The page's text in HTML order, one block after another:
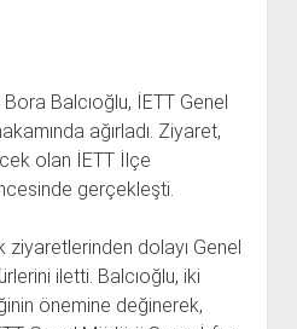
Balcıoğlu, İETT Genel
ağırladı. Ziyaret,
olan İETT İlçe
gerçekleşti.
ziyaretlerinden dolayı Genel
iletti. Balcıoğlu, iki
önemine değinerek,